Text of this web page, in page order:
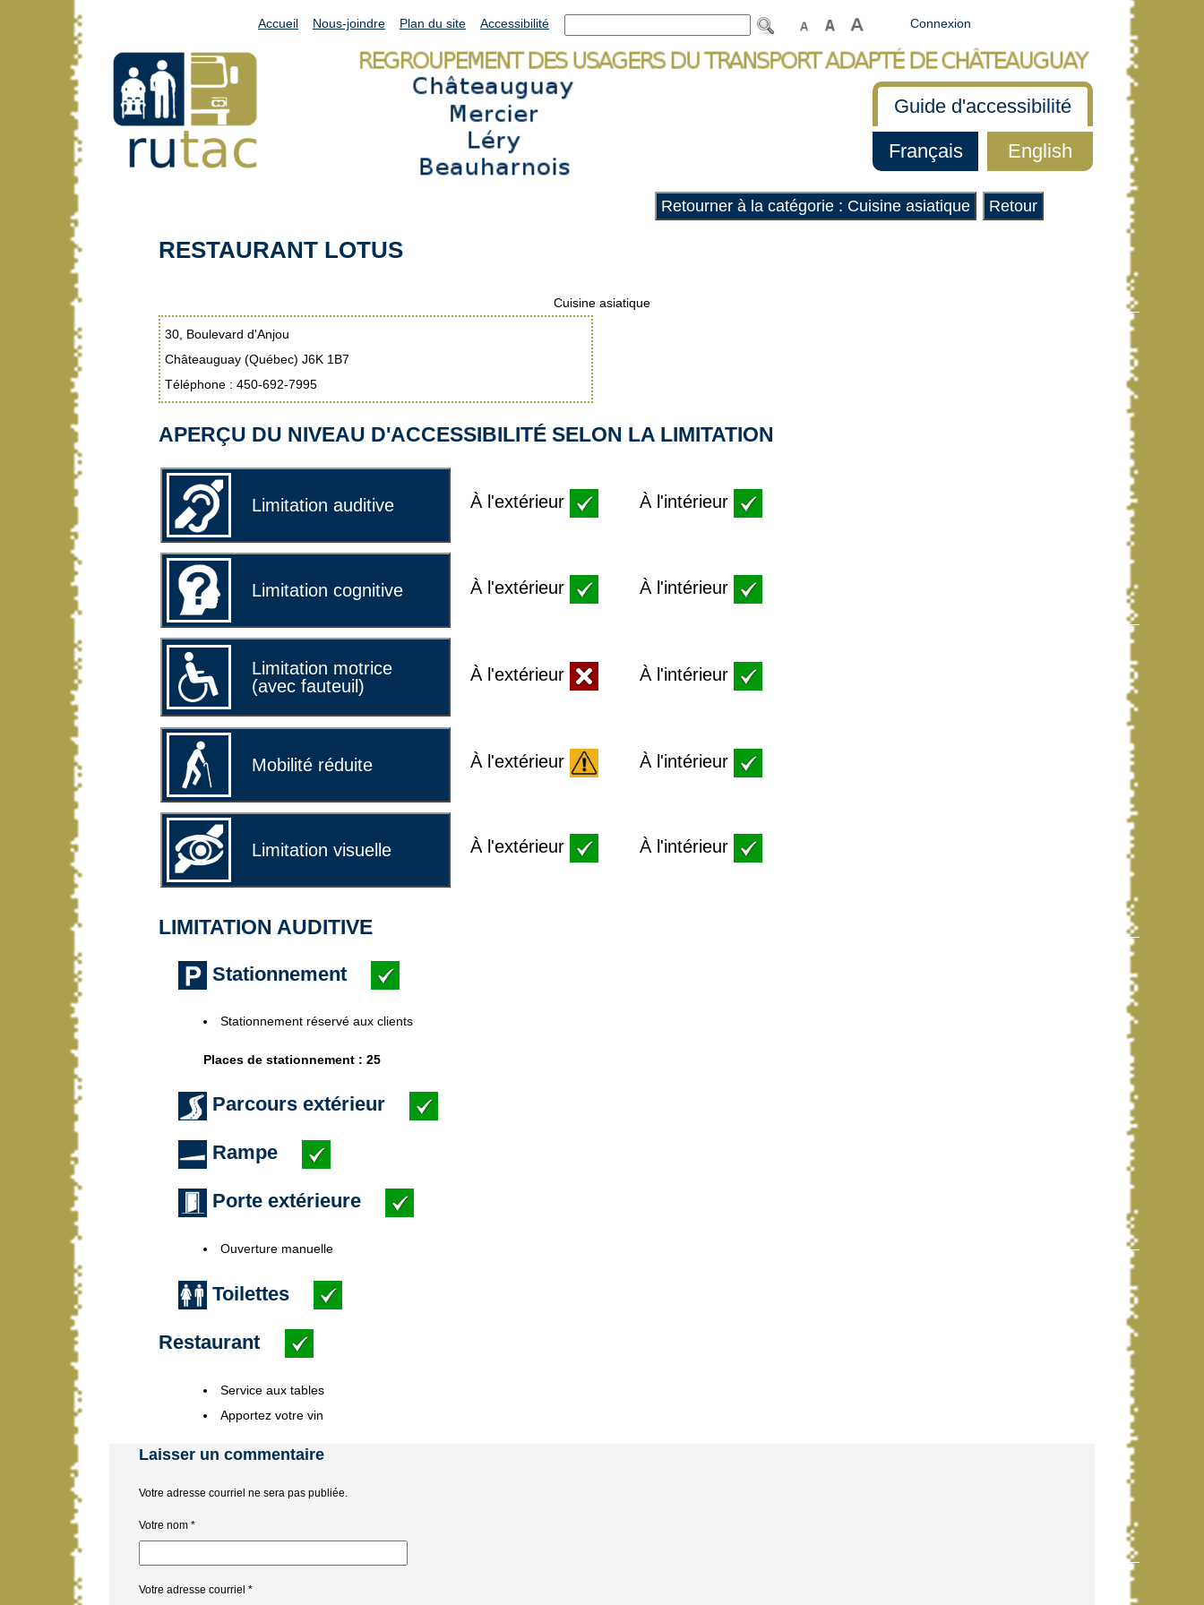
Accueil Nous-joindre Plan du site Accessibilité Connexion
Guide d'accessibilité
Français
English
Retourner à la catégorie : Cuisine asiatique Retour
RESTAURANT LOTUS
Cuisine asiatique
30, Boulevard d'Anjou
Châteauguay (Québec) J6K 1B7
Téléphone : 450-692-7995
APERÇU DU NIVEAU D'ACCESSIBILITÉ SELON LA LIMITATION
Limitation auditive À l'extérieur À l'intérieur
Limitation cognitive À l'extérieur À l'intérieur
Limitation motrice
(avec fauteuil)
À l'extérieur À l'intérieur
Mobilité réduite À l'extérieur À l'intérieur
Limitation visuelle À l'extérieur À l'intérieur
LIMITATION AUDITIVE
Stationnement
Stationnement réservé aux clients
Places de stationnement : 25
Parcours extérieur
Rampe
Porte extérieure
Ouverture manuelle
Toilettes
Restaurant
Service aux tables
Apportez votre vin
Laisser un commentaire
Votre adresse courriel ne sera pas publiée.
Votre nom *
Votre adresse courriel *